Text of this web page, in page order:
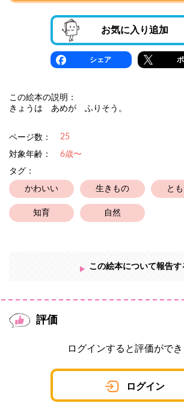
お気に入り追加
シェア
この絵本の説明：
きょうは あめが ふりそう。
ページ数： 25
対象年齢：
6歳〜
タグ：
かわいい 生きもの と
知育 自然
この絵本について報告す
評価
ログインすると評価がで
ログイン